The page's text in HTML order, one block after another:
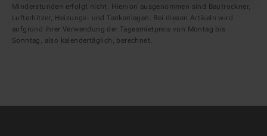
Minderstunden erfolgt nicht. Hiervon ausgenommen sind Bautrockner,
Lufterhitzer, Heizungs- und Tankanlagen. Bei diesen Artikeln wird
aufgrund ihrer Verwendung der Tagesmietpreis von Montag bis
Sonntag, also kalendertäglich, berechnet.